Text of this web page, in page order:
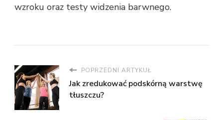
wzroku oraz testy widzenia barwnego.
POPRZEDNI ARTYKUŁ
Jak zredukować podskórną warstwę
tłuszczu?